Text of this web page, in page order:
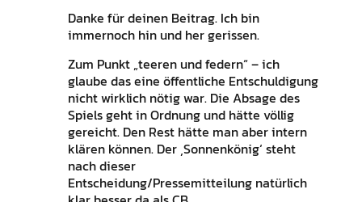
Danke für deinen Beitrag. Ich bin
immernoch hin und her gerissen.
Zum Punkt „teeren und federn“ – ich
glaube das eine öffentliche Entschuldigung
nicht wirklich nötig war. Die Absage des
Spiels geht in Ordnung und hätte völlig
gereicht. Den Rest hätte man aber intern
klären können. Der ‚Sonnenkönig‘ steht
nach dieser
Entscheidung/Pressemitteilung natürlich